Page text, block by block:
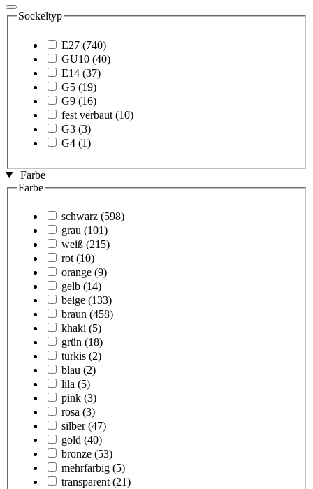
Sockeltyp
E27 (740)
GU10 (40)
E14 (37)
G5 (19)
G9 (16)
fest verbaut (10)
G3 (3)
G4 (1)
Farbe
Farbe
schwarz (598)
grau (101)
weiß (215)
rot (10)
orange (9)
gelb (14)
beige (133)
braun (458)
khaki (5)
grün (18)
türkis (2)
blau (2)
lila (5)
pink (3)
rosa (3)
silber (47)
gold (40)
bronze (53)
mehrfarbig (5)
transparent (21)